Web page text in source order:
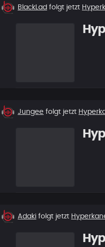
Neuer
BlackLad folgt jetzt
Neuer
Jungee folgt jetzt
Neuer
Adaki folgt jetzt